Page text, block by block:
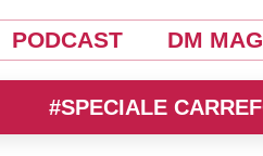
PODCAST DM
#SPECIALE